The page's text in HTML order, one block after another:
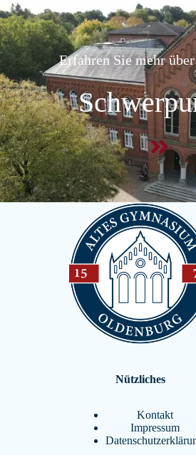
Erfahren Sie mehr
Nützliches
Kontakt
Impressum